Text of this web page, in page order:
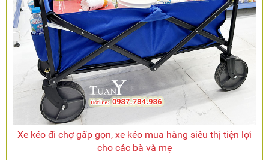
Xe kéo đi chợ gấp gọn, xe kéo mua hàng siêu thị tiện lợi
cho các bà và mẹ